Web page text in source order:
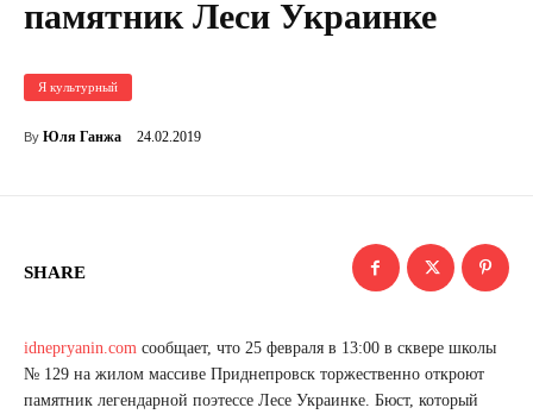
памятник Леси Украинке
Я культурный
By Юля Ганжа 24.02.2019
SHARE
idnepryanin.com сообщает, что 25 февраля в 13:00 в сквере школы
№ 129 на жилом массиве Приднепровск торжественно откроют
памятник легендарной поэтессе Лесе Украинке. Бюст, который